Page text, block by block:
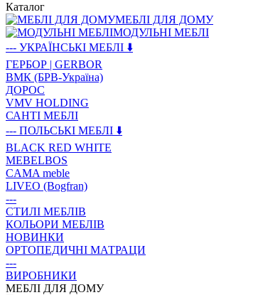
Каталог
МЕБЛІ ДЛЯ ДОМУ
МОДУЛЬНІ МЕБЛІ
--- УКРАЇНСЬКІ МЕБЛІ ⬇️
ГЕРБОР | GERBOR
ВМК (БРВ-Україна)
ДОРОС
VMV HOLDING
САНТІ МЕБЛІ
--- ПОЛЬСЬКІ МЕБЛІ ⬇️
BLACK RED WHITE
MEBELBOS
CAMA meble
LIVEO (Bogfran)
---
СТИЛІ МЕБЛІВ
КОЛЬОРИ МЕБЛІВ
НОВИНКИ
ОРТОПЕДИЧНІ МАТРАЦИ
---
ВИРОБНИКИ
МЕБЛІ ДЛЯ ДОМУ